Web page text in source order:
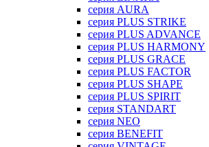
серия AURA
серия PLUS STRIKE
серия PLUS ADVANCE
серия PLUS HARMONY
серия PLUS GRACE
серия PLUS FACTOR
серия PLUS SHAPE
серия PLUS SPIRIT
серия STANDART
серия NEO
серия BENEFIT